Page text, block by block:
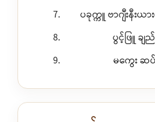
ပခုက္ကူ ဗာဂျီးနီးယ
ပွင့်ဖြူ ချ
မကွေး ဆ